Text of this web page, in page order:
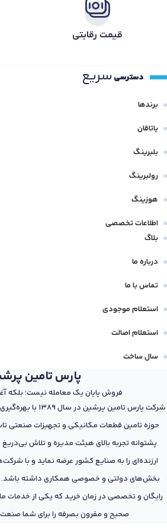
قیمت رقابتی
دسترسی سریع
برندها
یاتاقان
بلبرینگ
رولبرینگ
هوزینگ
اطلاعات تخصصی
بلاگ
درباره ما
تماس با ما
استعلام موجودی
استعلام اصالت
سال ساخت
پارس تامین
فروش پایان یک معامله نیست؛ بلکه
شرکت پارس تامین
حوزه تامین قطعات مکانیکی و تجهیزات صنعتی
پشتوانه تجربه بالای هیئت مدیره و تلاش
ارزنده‌ای را به صنایع کشور عرضه نماید و با
بخش‌های دولتی و خصوصی همکاری داشته باشد.
رایگان و تخصصی در زمان خرید که یکی از خدمات
صحیح و مقرون بصرفه را برای شما